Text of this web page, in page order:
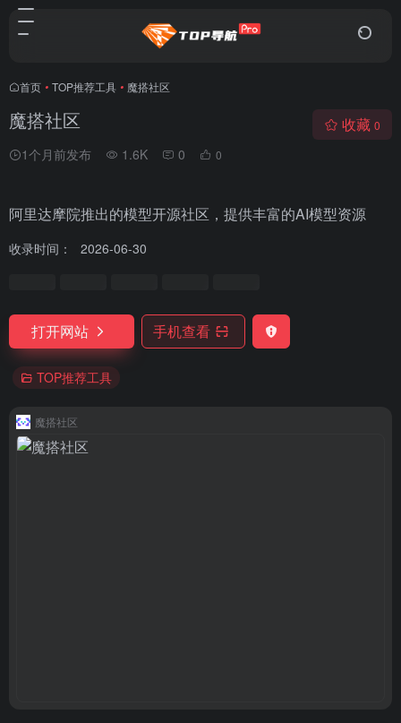
首页 • TOP推荐工具 • 魔搭社区
魔搭社区
1个月前发布 1.6K 0 0
收藏 0
阿里达摩院推出的模型开源社区，提供丰富的AI模型资源
收录时间： 2026-06-30
打开网站 手机查看
TOP推荐工具
魔搭社区